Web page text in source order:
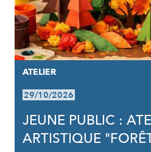
ATELIER
29/10/2026
JEUNE PUBLIC :
ARTISTIQUE